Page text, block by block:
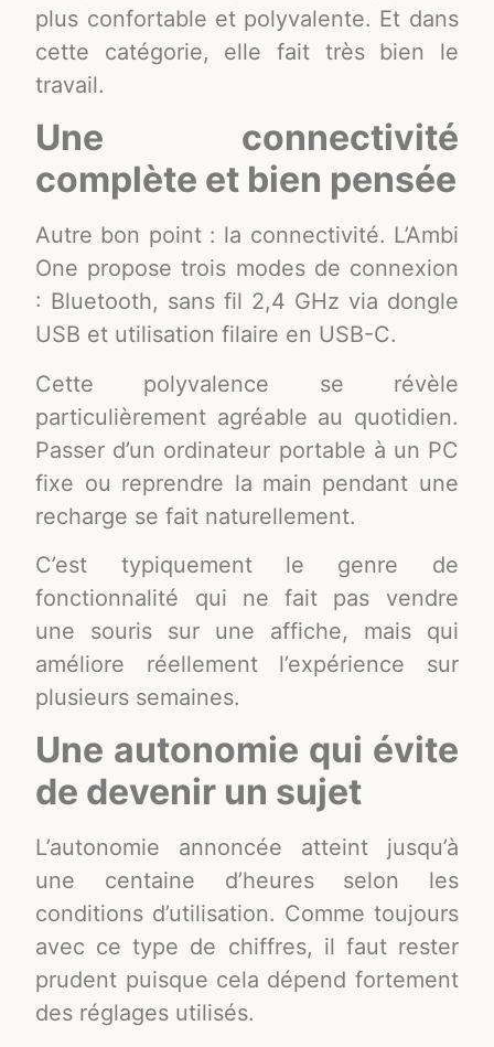
plus confortable et polyvalente. Et dans
cette catégorie, elle fait très bien le
travail.
Une connectivité
complète et bien pensée
Autre bon point : la connectivité. L’Ambi
One propose trois modes de connexion
: Bluetooth, sans fil 2,4 GHz via dongle
USB et utilisation filaire en USB-C.
Cette polyvalence se révèle
particulièrement agréable au quotidien.
Passer d’un ordinateur portable à un PC
fixe ou reprendre la main pendant une
recharge se fait naturellement.
C’est typiquement le genre de
fonctionnalité qui ne fait pas vendre
une souris sur une affiche, mais qui
améliore réellement l’expérience sur
plusieurs semaines.
Une autonomie qui évite
de devenir un sujet
L’autonomie annoncée atteint jusqu’à
une centaine d’heures selon les
conditions d’utilisation. Comme toujours
avec ce type de chiffres, il faut rester
prudent puisque cela dépend fortement
des réglages utilisés.